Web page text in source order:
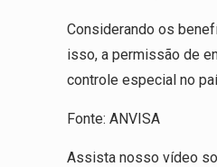
Considerando os
isso, a permissão de
controle especial no
Fonte: ANVISA
Assista nosso vídeo